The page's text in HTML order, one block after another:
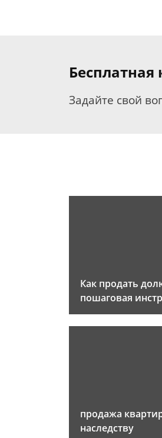
Задайте свой
Как продать
пошаговая
продажа
наследству